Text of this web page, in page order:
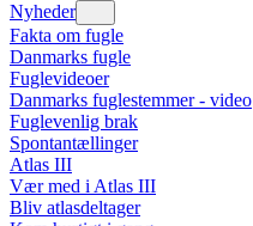
Nyheder
Fakta om fugle
Danmarks fugle
Fuglevideoer
Danmarks fuglestemmer - video
Fuglevenlig brak
Spontantællinger
Atlas III
Vær med i Atlas III
Bliv atlasdeltager